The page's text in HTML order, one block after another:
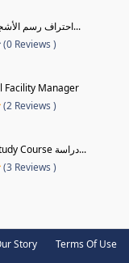
احتراف رسم الأشجار بألوان الما...
(0 Reviews )
Facility Manager
(2 Reviews )
Feasibility study Course دراسة...
(3 Reviews )
Story Terms Of Use